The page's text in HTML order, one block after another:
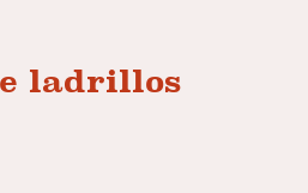
ladrillos